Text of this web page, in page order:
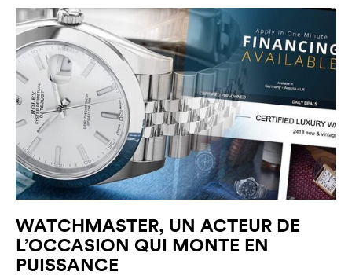
WATCHMASTER, UN ACTEUR DE
L’OCCASION QUI MONTE EN
PUISSANCE